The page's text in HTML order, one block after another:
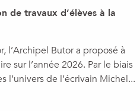
de travaux d’élèves à la
l’Archipel Butor a proposé à
sur l’année 2026. Par le biais
l’univers de l’écrivain Michel...